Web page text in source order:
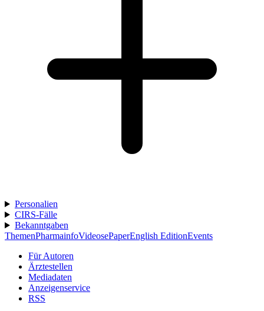
Personalien
CIRS-Fälle
Bekanntgaben
ThemenPharmainfoVideosePaperEnglish EditionEvents
Für Autoren
Ärztestellen
Mediadaten
Anzeigenservice
RSS